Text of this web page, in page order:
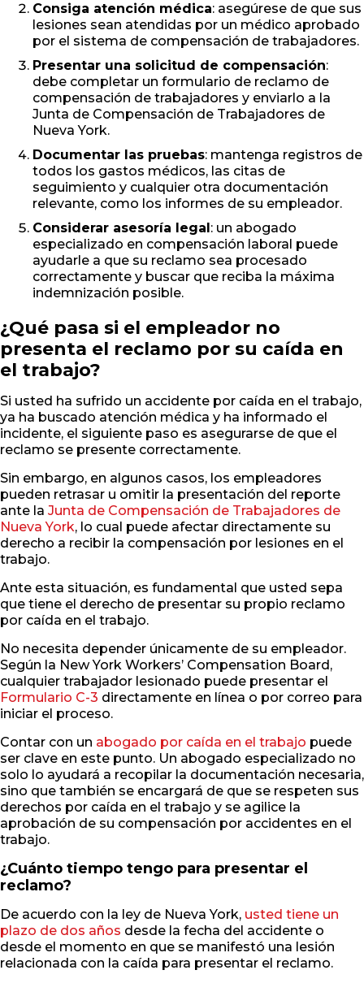
Consiga atención médica: asegúrese de que sus
lesiones sean atendidas por un médico aprobado
por el sistema de compensación de trabajadores.
Presentar una solicitud de compensación:
debe completar un formulario de reclamo de
compensación de trabajadores y enviarlo a la
Junta de Compensación de Trabajadores de
Nueva York.
Documentar las pruebas: mantenga registros de
todos los gastos médicos, las citas de
seguimiento y cualquier otra documentación
relevante, como los informes de su empleador.
Considerar asesoría legal : un abogado
especializado en compensación laboral puede
ayudarle a que su reclamo sea procesado
correctamente y buscar que reciba la máxima
indemnización posible.
¿Qué pasa si el empleador no
presenta el reclamo por su caída en
el trabajo?
Si usted ha sufrido un accidente por caída en el trabajo,
ya ha buscado atención médica y ha informado el
incidente, el siguiente paso es asegurarse de que el
reclamo se presente correctamente.
Sin embargo, en algunos casos, los empleadores
pueden retrasar u omitir la presentación del reporte
ante la Junta de Compensación de Trabajadores de
Nueva York, lo cual puede afectar directamente su
derecho a recibir la compensación por lesiones en el
trabajo.
Ante esta situación, es fundamental que usted sepa
que tiene el derecho de presentar su propio reclamo
por caída en el trabajo.
No necesita depender únicamente de su empleador.
Según la New York Workers’ Compensation Board,
cualquier trabajador lesionado puede presentar el
Formulario C-3 directamente en línea o por correo para
iniciar el proceso.
Contar con un abogado por caída en el trabajo puede
ser clave en este punto. Un abogado especializado no
solo lo ayudará a recopilar la documentación necesaria,
sino que también se encargará de que se respeten sus
derechos por caída en el trabajo y se agilice la
aprobación de su compensación por accidentes en el
trabajo.
¿Cuánto tiempo tengo para presentar el
reclamo?
De acuerdo con la ley de Nueva York, usted tiene un
plazo de dos años desde la fecha del accidente o
desde el momento en que se manifestó una lesión
relacionada con la caída para presentar el reclamo.